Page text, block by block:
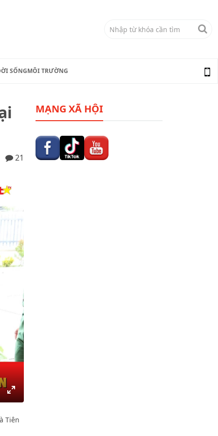
SỐNGMÔI TRƯỜNG
21
Enter
Tiên
MẠNG XÃ HỘI